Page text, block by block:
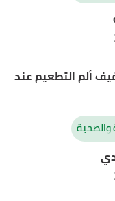
ألم التطعيم عند
والصحية